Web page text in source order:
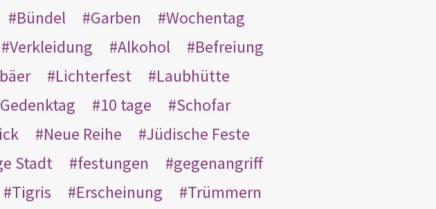
Bündel Garben
Wochentag
Verkleidung Alkohol
Befreiung
Lichterfest
Laubhütte
Gedenktag 10 tage
Schofar
Neue Reihe
Jüdische Feste
Stadt festungen
gegenangriff
Tigris Erscheinung
Trümmern